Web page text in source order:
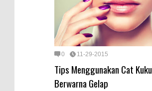
0 11-29-2015
Tips Menggunakan Cat Kuku
Berwarna Gelap